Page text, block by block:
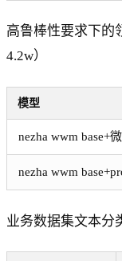
高鲁棒性要求下的
4.2w）
模型
nezha wwm base+
nezha wwm
业务数据集文本分